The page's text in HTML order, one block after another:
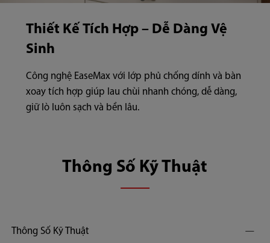
Thiết Kế Tích Hợp – Dễ Dàng Vệ
Sinh
Công nghệ EaseMax với lớp phủ chống dính và bàn
xoay tích hợp giúp lau chùi nhanh chóng, dễ dàng,
giữ lò luôn sạch và bền lâu.
Thông Số Kỹ Thuật
Thông Số Kỹ Thuật